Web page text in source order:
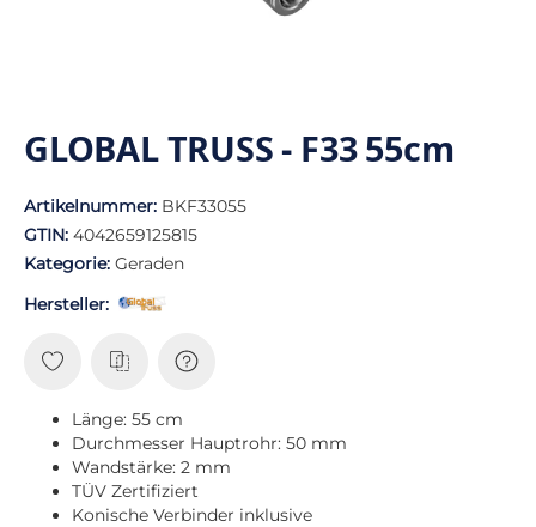
GLOBAL TRUSS - F33 55cm
Artikelnummer: BKF33055
GTIN: 4042659125815
Kategorie: Geraden
Hersteller:
Länge: 55 cm
Durchmesser Hauptrohr: 50 mm
Wandstärke: 2 mm
TÜV Zertifiziert
Konische Verbinder inklusive